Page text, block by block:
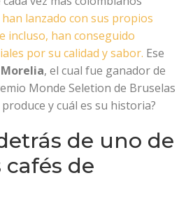
han lanzado con sus propios
incluso, han conseguido
por su calidad y sabor. Ese
, el cual fue ganador de
Monde Seletion de Bruselas
y cuál es su historia?
de uno de
de